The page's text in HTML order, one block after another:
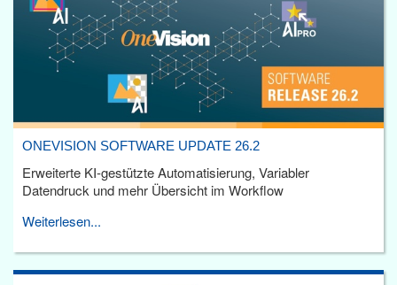
ONEVISION SOFTWARE UPDATE 26.2
Erweiterte KI-gestützte Automatisierung, Variabler
Datendruck und mehr Übersicht im Workflow
Weiterlesen...